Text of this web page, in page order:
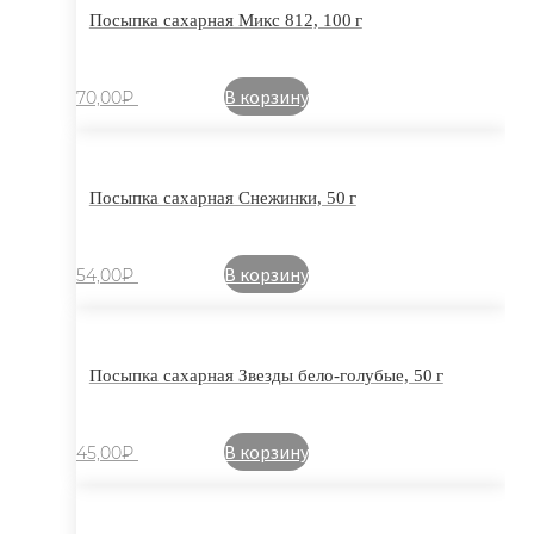
Посыпка сахарная Микс 812, 100 г
70,00₽ В корзину
Посыпка сахарная Снежинки, 50 г
54,00₽ В корзину
Посыпка сахарная Звезды бело-голубые, 50 г
45,00₽ В корзину